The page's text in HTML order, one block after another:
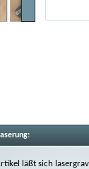
läßt sich